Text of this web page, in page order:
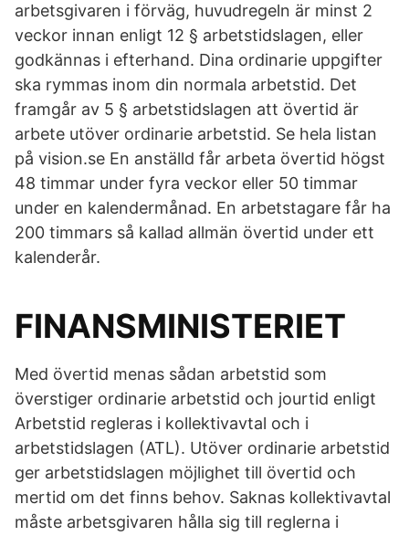
arbetsgivaren i förväg, huvudregeln är minst 2
veckor innan enligt 12 § arbetstidslagen, eller
godkännas i efterhand. Dina ordinarie uppgifter
ska rymmas inom din normala arbetstid. Det
framgår av 5 § arbetstidslagen att övertid är
arbete utöver ordinarie arbetstid. Se hela listan
på vision.se En anställd får arbeta övertid högst
48 timmar under fyra veckor eller 50 timmar
under en kalendermånad. En arbetstagare får ha
200 timmars så kallad allmän övertid under ett
kalenderår.
FINANSMINISTERIET
Med övertid menas sådan arbetstid som
överstiger ordinarie arbetstid och jourtid enligt
Arbetstid regleras i kollektivavtal och i
arbetstidslagen (ATL). Utöver ordinarie arbetstid
ger arbetstidslagen möjlighet till övertid och
mertid om det finns behov. Saknas kollektivavtal
måste arbetsgivaren hålla sig till reglerna i